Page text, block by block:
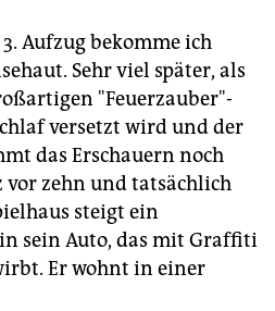
Aufzug bekomme ich
Sehr viel später, als
"Feuerzauber"-
versetzt wird und der
das Erschauern noch
vor zehn und tatsächlich
steigt ein
in sein Auto, das mit Graffiti
Er wohnt in einer